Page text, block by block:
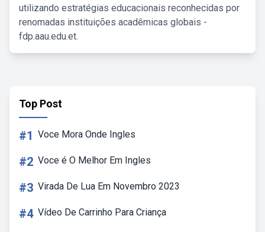
utilizando estratégias educacionais reconhecidas por
renomadas instituições acadêmicas globais -
fdp.aau.edu.et.
Top Post
#1 Voce Mora Onde Ingles
#2 Voce é O Melhor Em Ingles
#3 Virada De Lua Em Novembro 2023
#4 Vídeo De Carrinho Para Criança